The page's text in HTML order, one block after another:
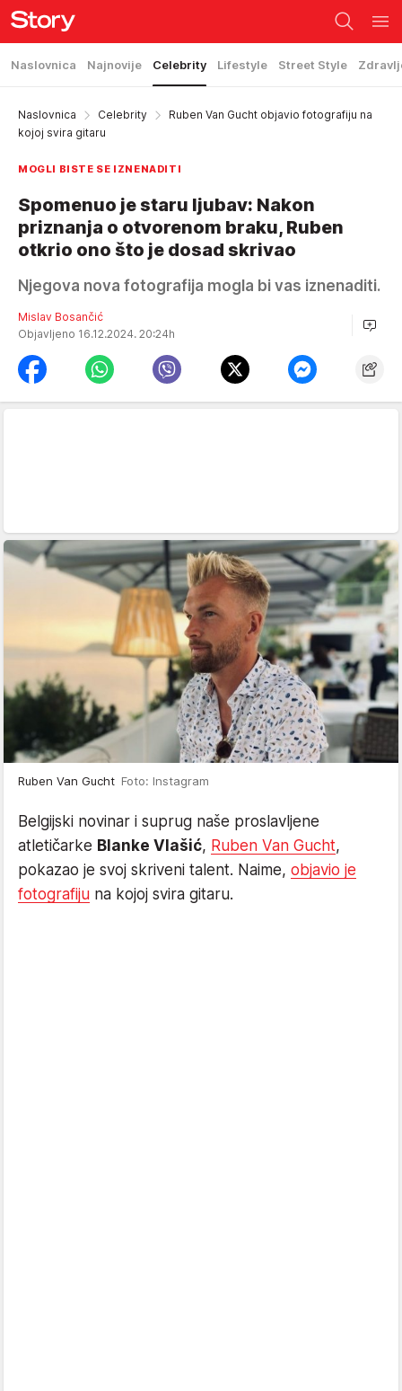
Naslovnica Najnovije Celebrity Lifestyle Street Style
Naslovnica Celebrity
Ruben Van Gucht objavio fotografiju na
kojoj svira gitaru
MOGLI BISTE SE IZNENADITI
Spomenuo je staru ljubav: Nakon
priznanja o otvorenom braku, Ruben
otkrio ono što je dosad skrivao
Njegova nova fotografija mogla bi vas iznenaditi.
Mislav Bosančić
Objavljeno 16.12.2024. 20:24h
Ruben Van Gucht Foto: Instagram
Belgijski novinar i suprug naše proslavljene
atletičarke Blanke Vlašić, Ruben Van Gucht,
pokazao je svoj skriveni talent. Naime, objavio je
fotografiju na kojoj svira gitaru.